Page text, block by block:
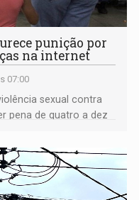
punição por
na internet
07:00
sexual contra
pena de quatro a dez